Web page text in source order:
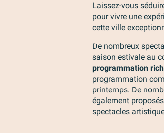
Laissez-vous
pour vivre une
cette ville
De nombreux
saison estivale au
programmation
programmation
printemps. De
également
spectacles